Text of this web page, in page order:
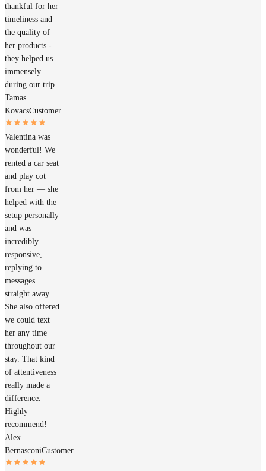
thankful for her
timeliness and
the quality of
her products -
they helped us
immensely
during our trip.
Tamas
KovacsCustomer
Valentina was
wonderful! We
rented a car seat
and play cot
from her — she
helped with the
setup personally
and was
incredibly
responsive,
replying to
messages
straight away.
She also offered
we could text
her any time
throughout our
stay. That kind
of attentiveness
really made a
difference.
Highly
recommend!
Alex
BernasconiCustomer